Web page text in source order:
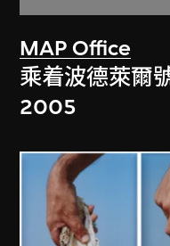
MAP Office
乘着波德萊爾
2005